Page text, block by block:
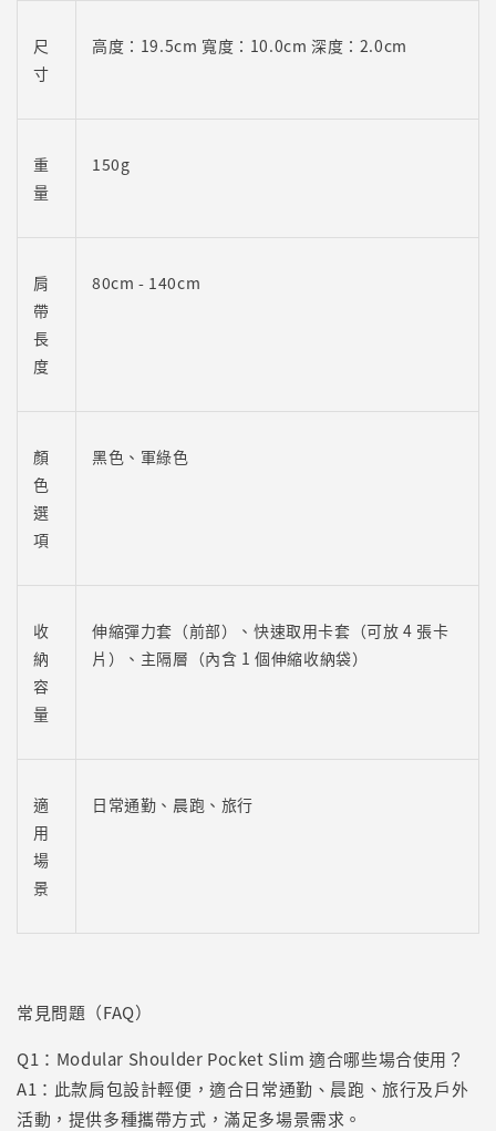
尺
寸
高度：19.5cm 寬度：10.0cm 深度：2.0cm
重
量
150g
肩
帶
長
度
80cm - 140cm
顏
色
選
項
黑色、軍綠色
收
納
容
量
伸縮彈力套（前部）、快速取用卡套（可放 4 張卡
片）、主隔層（內含 1 個伸縮收納袋）
適
用
場
景
日常通勤、晨跑、旅行
常見問題（FAQ）
Q1：Modular Shoulder Pocket Slim 適合哪些場合使用？
A1：此款肩包設計輕便，適合日常通勤、晨跑、旅行及戶外
活動，提供多種攜帶方式，滿足多場景需求。